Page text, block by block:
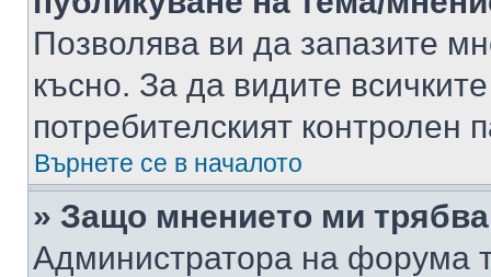
Позволява ви да запазите
късно. За да видите
потребителският контролен
Върнете се в началото
» Защо мнението ми
Администратора на форума